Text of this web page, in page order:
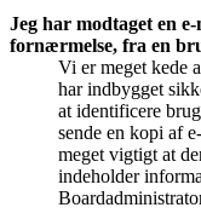
Jeg har modtaget en
fornærmelse, fra en
Vi er meget kede
har indbygget
at identificere
sende en kopi af
meget vigtigt at
indeholder